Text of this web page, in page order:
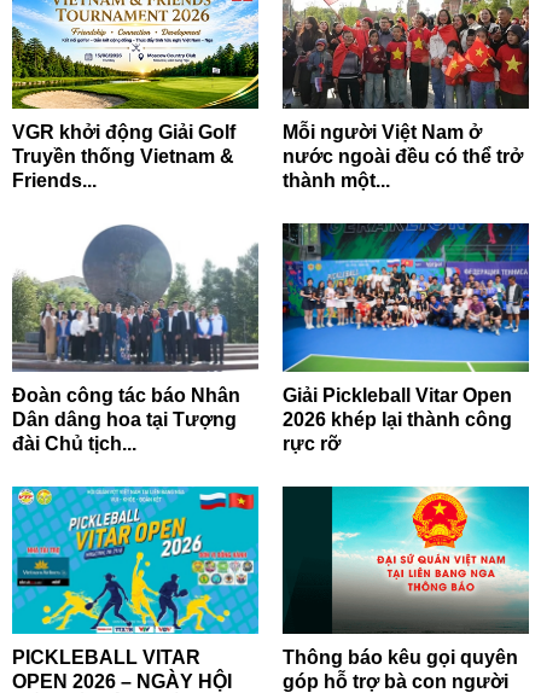
VGR khởi động Giải Golf
Truyền thống Vietnam &
Friends...
Mỗi người Việt Nam ở
nước ngoài đều có thể trở
thành một...
Đoàn công tác báo Nhân
Dân dâng hoa tại Tượng
đài Chủ tịch...
Giải Pickleball Vitar Open
2026 khép lại thành công
rực rỡ
PICKLEBALL VITAR
OPEN 2026 – NGÀY HỘI
Thông báo kêu gọi quyên
góp hỗ trợ bà con người